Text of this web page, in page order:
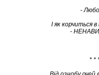
-
І як корчиться
-
* *